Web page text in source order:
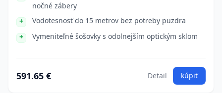
nočné zábery
Vodotesnosť do 15 metrov bez potreby puzdra
Vymeniteľné šošovky s odolnejším optickým sklom
591.65 € Detail kúpiť